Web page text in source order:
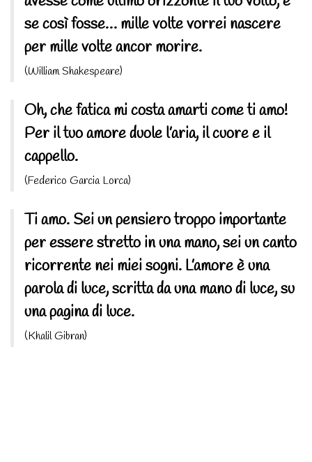
se così fosse… mille volte vorrei nascere
per mille volte ancor morire.
(William Shakespeare)
Oh, che fatica mi costa amarti come ti amo!
Per il tuo amore duole l’aria, il cuore e il
cappello.
(Federico Garcia Lorca)
Ti amo. Sei un pensiero troppo importante
per essere stretto in una mano, sei un canto
ricorrente nei miei sogni. L’amore è una
parola di luce, scritta da una mano di luce, su
una pagina di luce.
(Khalil Gibran)